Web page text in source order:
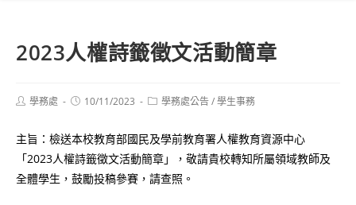
2023人權詩籤徵文活動簡章
Post學務處
Post10/11/2023
Post學務處公告/學生事務
主旨：檢送本校教育部國民及學前教育署人權教育資源中心
「2023人權詩籤徵文活動簡章」，敬請貴校轉知所屬領域教師及
全體學生，鼓勵投稿參賽，請查照。